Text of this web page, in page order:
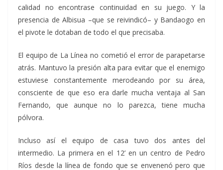
calidad no encontrase continuidad en su juego. Y la
presencia de Albisua –que se reivindicó– y Bandaogo en
el pivote le dotaban de todo el que precisaba.
El equipo de La Línea no cometió el error de parapetarse
atrás. Mantuvo la presión alta para evitar que el enemigo
estuviese constantemente merodeando por su área,
consciente de que eso era darle mucha ventaja al San
Fernando, que aunque no lo parezca, tiene mucha
pólvora.
Incluso así el equipo de casa tuvo dos antes del
intermedio. La primera en el 12’ en un centro de Pedro
Ríos desde la línea de fondo que se envenenó pero que